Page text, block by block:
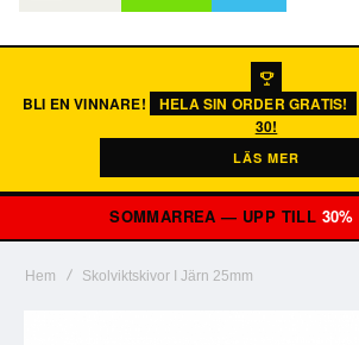
BLI EN VINNARE! HELA SIN ORDER GRATIS!
30!
LÄS MER
SOMMARREA — UPP TILL 30%
Hem Skolviktskivor I Järn 25mm